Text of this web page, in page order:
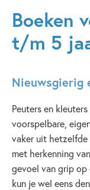
Boeken
t/m 5
Nieuwsgierig
Peuters en
voorspelbare,
vaker uit hetzelfde
met herkenning
gevoel van grip op
kun je wel eens